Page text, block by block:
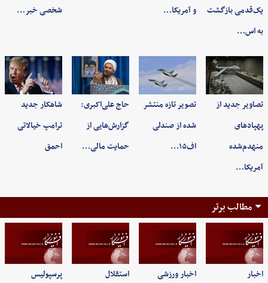
یک‌قدمی بازگشت
به اس…
و آمریکا… شخصی خبر…
تصاویر جدید از
پهپادهای
منهدم‌شده
آمریکا…
تصویر تازه منتشر
شده از صندلی
اف۱۵…
حاج علی‌اکبری:
گزارش‌هایی از
حمایت مالی…
شاهکار جدید
ترامپ خیالاتی
احمق
مطالب برتر
اخبار اخبار ورزشی استقلال پرسپولیس